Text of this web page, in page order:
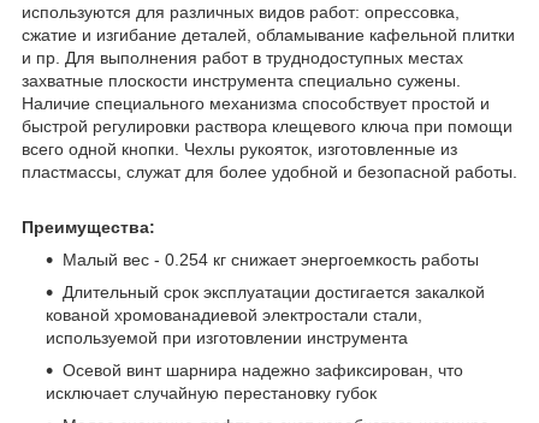
используются для различных видов работ: опрессовка,
сжатие и изгибание деталей, обламывание кафельной плитки
и пр. Для выполнения работ в труднодоступных местах
захватные плоскости инструмента специально сужены.
Наличие специального механизма способствует простой и
быстрой регулировки раствора клещевого ключа при помощи
всего одной кнопки. Чехлы рукояток, изготовленные из
пластмассы, служат для более удобной и безопасной работы.
Преимущества:
Малый вес - 0.254 кг снижает энергоемкость работы
Длительный срок эксплуатации достигается закалкой
кованой хромованадиевой электростали стали,
используемой при изготовлении инструмента
Осевой винт шарнира надежно зафиксирован, что
исключает случайную перестановку губок